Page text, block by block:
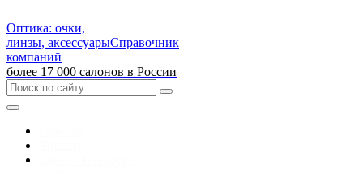
Оптика: очки,
линзы, аксессуарыСправочник
компаний
более 17 000 салонов в России